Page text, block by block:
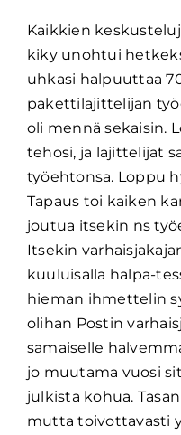
Kaikkien
kiky unohtui
uhkasi halpuuttaa
pakettilajittelijan
oli mennä sekaisin.
tehosi, ja lajittelijat
työehtonsa. Loppu
Tapaus toi kaiken
joutua itsekin ns
Itsekin
kuuluisalla halpa-
hieman ihmettelin
olihan Postin
samaiselle
jo muutama vuosi
julkista kohua.
mutta toivottavasti